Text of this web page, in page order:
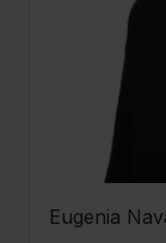
Eugenia